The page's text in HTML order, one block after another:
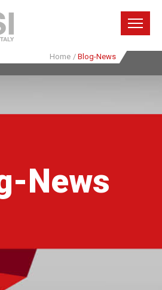
Home / Blog-News
News